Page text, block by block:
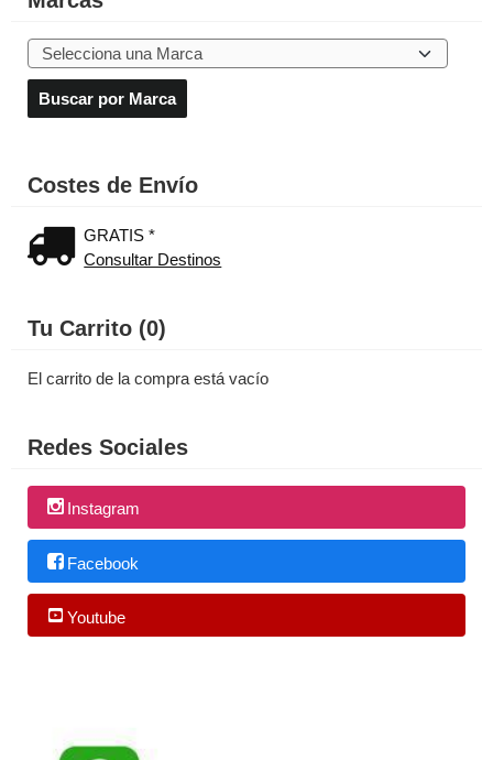
Costes de Envío
GRATIS *
Consultar Destinos
Tu Carrito (0)
El carrito de la compra está vacío
Redes Sociales
Instagram
Facebook
Youtube